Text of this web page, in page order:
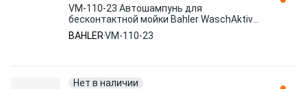
VM-110-23 Автошампунь для
бесконтактной мойки Bahler WaschAktive
VM-110 Turbo-Gel (полирующий эффект
BAHLERVM-110-23
Нет в наличии